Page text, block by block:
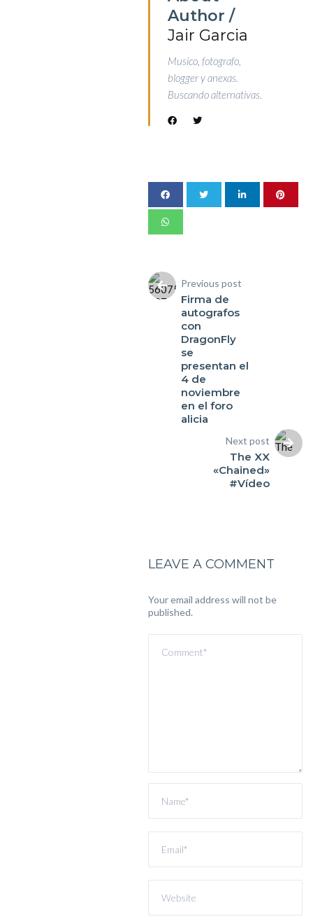
Author /
Jair Garcia
Musico, fotografo,
blogger y anexas.
Buscando alternativas.
Previous post
Firma de
autografos
con
DragonFly
se
presentan el
4 de
noviembre
en el foro
Next post
The XX
«Chained»
#Vídeo
LEAVE A COMMENT
Your email address will not be
published.